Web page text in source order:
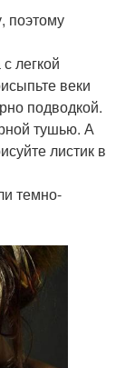
поэтому
легкой
веки
подводкой.
тушью. А
листик в
темно-